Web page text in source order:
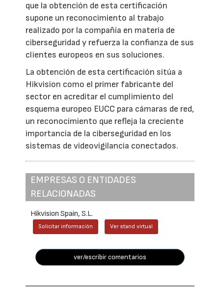
que la obtención de esta certificación
supone un reconocimiento al trabajo
realizado por la compañía en materia de
ciberseguridad y refuerza la confianza de sus
clientes europeos en sus soluciones.
La obtención de esta certificación sitúa a
Hikvision como el primer fabricante del
sector en acreditar el cumplimiento del
esquema europeo EUCC para cámaras de red,
un reconocimiento que refleja la creciente
importancia de la ciberseguridad en los
sistemas de videovigilancia conectados.
EMPRESAS O ENTIDADES
RELACIONADAS
Hikvision Spain, S.L.
Solicitar información Ver stand virtual
ver/escribir comentarios